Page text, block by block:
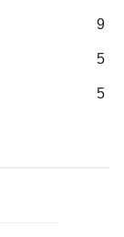
9
5
5